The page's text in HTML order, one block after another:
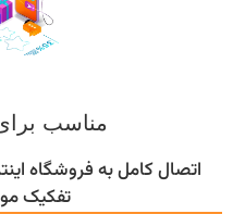
مناسب
تفکیک